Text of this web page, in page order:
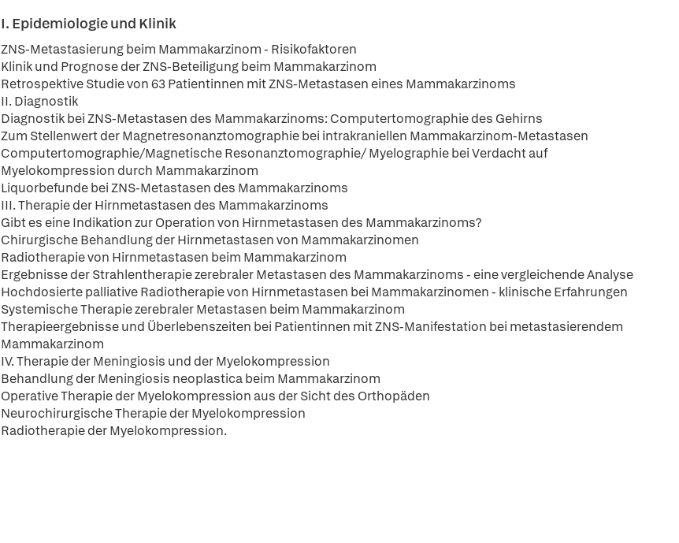
I. Epidemiologie und Klinik
ZNS-Metastasierung beim Mammakarzinom - Risikofaktoren
Klinik und Prognose der ZNS-Beteiligung beim Mammakarzinom
Retrospektive Studie von 63 Patientinnen mit ZNS-Metastasen eines Mammakarzinoms
II. Diagnostik
Diagnostik bei ZNS-Metastasen des Mammakarzinoms: Computertomographie des Gehirns
Zum Stellenwert der Magnetresonanztomographie bei intrakraniellen Mammakarzinom-Metastasen
Computertomographie/Magnetische Resonanztomographie/ Myelographie bei Verdacht auf
Myelokompression durch Mammakarzinom
Liquorbefunde bei ZNS-Metastasen des Mammakarzinoms
III. Therapie der Hirnmetastasen des Mammakarzinoms
Gibt es eine Indikation zur Operation von Hirnmetastasen des Mammakarzinoms?
Chirurgische Behandlung der Hirnmetastasen von Mammakarzinomen
Radiotherapie von Hirnmetastasen beim Mammakarzinom
Ergebnisse der Strahlentherapie zerebraler Metastasen des Mammakarzinoms - eine vergleichende Analyse
Hochdosierte palliative Radiotherapie von Hirnmetastasen bei Mammakarzinomen - klinische Erfahrungen
Systemische Therapie zerebraler Metastasen beim Mammakarzinom
Therapieergebnisse und Überlebenszeiten bei Patientinnen mit ZNS-Manifestation bei metastasierendem
Mammakarzinom
IV. Therapie der Meningiosis und der Myelokompression
Behandlung der Meningiosis neoplastica beim Mammakarzinom
Operative Therapie der Myelokompression aus der Sicht des Orthopäden
Neurochirurgische Therapie der Myelokompression
Radiotherapie der Myelokompression.